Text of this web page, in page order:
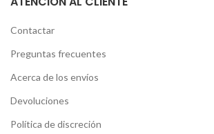
Contactar
Preguntas frecuentes
Acerca de los envíos
Devoluciones
Política de discreción